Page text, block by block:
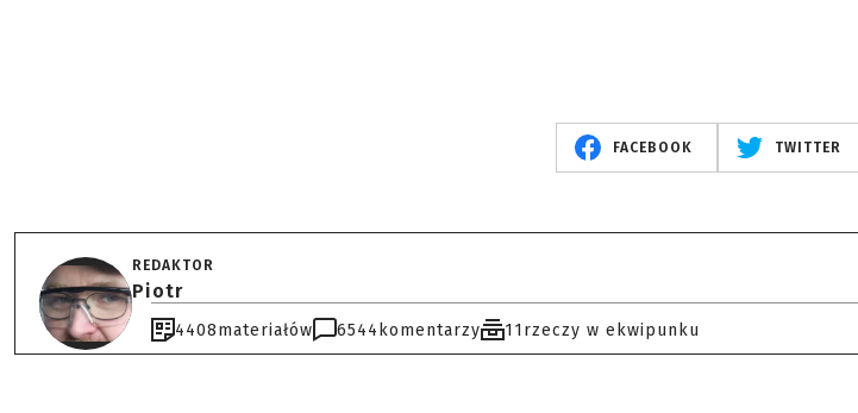
FACEBOOK TWITTER
REDAKTOR
Piotr
4408materiałów 6544 komentarzy 11rzeczy w ekwipunku